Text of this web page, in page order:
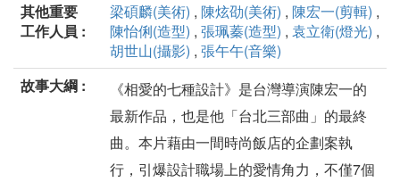
其他重要
工作人員 :
梁碩麟(美術) , 陳炫劭(美術) , 陳宏一(剪輯) ,
陳怡俐(造型) , 張珮蓁(造型) , 袁立衛(燈光) ,
胡世山(攝影) , 張午午(音樂)
故事大綱 :
《相愛的七種設計》是台灣導演陳宏一的
最新作品，也是他「台北三部曲」的最終
曲。本片藉由一間時尚飯店的企劃案執
行，引爆設計職場上的愛情角力，不僅7個